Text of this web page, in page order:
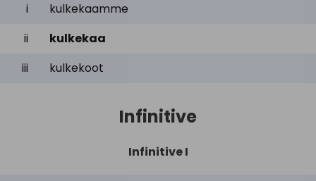
i
kulkekaamme
ii
kulkekaa
iii
kulkekoot
Infinitive
Infinitive I